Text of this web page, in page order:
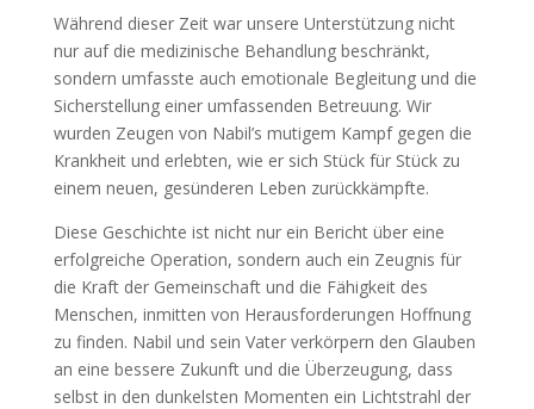
Während dieser Zeit war unsere Unterstützung nicht
nur auf die medizinische Behandlung beschränkt,
sondern umfasste auch emotionale Begleitung und die
Sicherstellung einer umfassenden Betreuung. Wir
wurden Zeugen von Nabil’s mutigem Kampf gegen die
Krankheit und erlebten, wie er sich Stück für Stück zu
einem neuen, gesünderen Leben zurückkämpfte.
Diese Geschichte ist nicht nur ein Bericht über eine
erfolgreiche Operation, sondern auch ein Zeugnis für
die Kraft der Gemeinschaft und die Fähigkeit des
Menschen, inmitten von Herausforderungen Hoffnung
zu finden. Nabil und sein Vater verkörpern den Glauben
an eine bessere Zukunft und die Überzeugung, dass
selbst in den dunkelsten Momenten ein Lichtstrahl der